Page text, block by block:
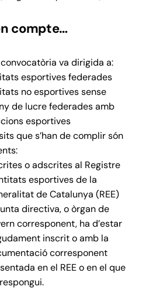
compte…
va dirigida a:
esportives federades
no esportives sense
de lucre federades amb
esportives
que s’han de complir són
o adscrites al Registre
esportives de la
de Catalunya (REE)
directiva, o òrgan de
corresponent, ha d’estar
inscrit o amb la
corresponent
en el REE o en el que